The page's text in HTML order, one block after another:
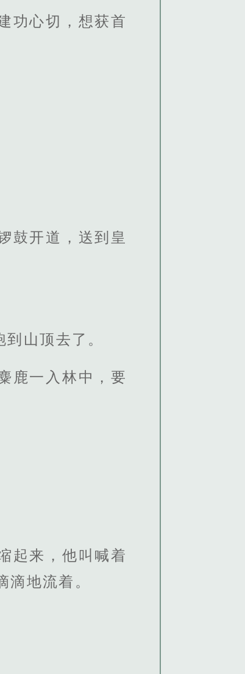
功心切，想获首
鼓开道，送到皇
山顶去了。
鹿一入林中，要
起来，他叫喊着
地流着。